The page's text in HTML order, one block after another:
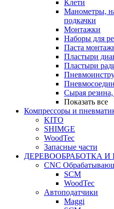
Клети
Манометры,
подкачки
Монтажки
Наборы для
Паста
Пластыри
Пластыри
Сырая резина,
Показать все
Компрессоры и
KITO
SHIMGE
WoodTec
Запасные части
ДЕРЕВООБРАБОТКА
CNC
SCM
WoodTec
Автоподатчики
Maggi